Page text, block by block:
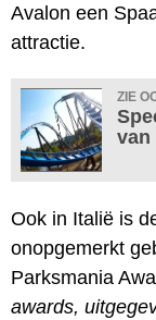
Avalon een
attractie.
ZIE
van
Ook in Italië is
onopgemerkt
Parksmania
awards,